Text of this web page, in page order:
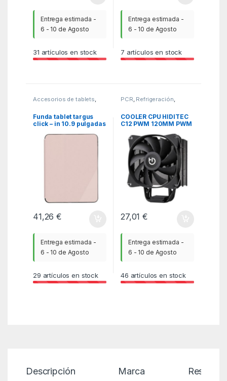
Entrega estimada -
6 - 10 de Agosto
31 artículos en stock
Entrega estimada -
6 - 10 de Agosto
7 artículos en stock
Accesorios de tablets,
Funda tablet targus
click – in 10.9 pulgadas
41,26€
Entrega estimada -
6 - 10 de Agosto
29 artículos en stock
PCR, Refrigeración,
COOLER CPU HIDITEC
C12 PWM 120MM PWM
27,01€
Entrega estimada -
6 - 10 de Agosto
46 artículos en stock
Descripción Marca Reseñas